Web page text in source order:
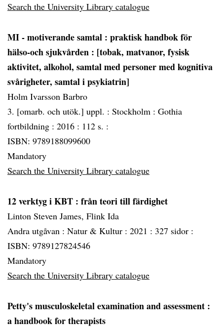
Search the University Library catalogue
MI - motiverande samtal : praktisk handbok för
hälso-och sjukvården : [tobak, matvanor, fysisk
aktivitet, alkohol, samtal med personer med kognitiva
svårigheter, samtal i psykiatrin]
Holm Ivarsson Barbro
3. [omarb. och utök.] uppl. : Stockholm : Gothia
fortbildning : 2016 : 112 s. :
ISBN: 9789188099600
Mandatory
Search the University Library catalogue
12 verktyg i KBT : från teori till färdighet
Linton Steven James, Flink Ida
Andra utgåvan : Natur & Kultur : 2021 : 327 sidor :
ISBN: 9789127824546
Mandatory
Search the University Library catalogue
Petty's musculoskeletal examination and assessment :
a handbook for therapists